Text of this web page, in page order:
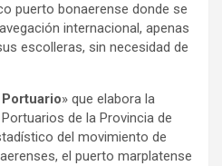
puerto bonaerense donde se
internacional, apenas
escolleras, sin necesidad de
» que elabora la
de la Provincia de
del movimiento de
el puerto marplatense